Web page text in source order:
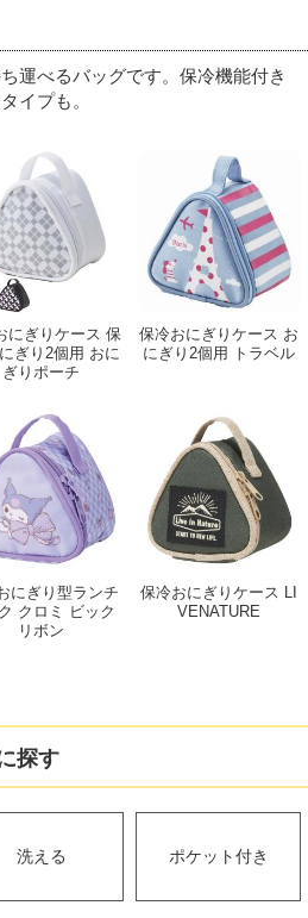
運べるバッグです。保冷機能付き
イプも。
にぎりケース 保
ぎり2個用 おに
ぎりポーチ
保冷おにぎりケース お
にぎり2個用 トラベル
にぎり型ランチ
クロミ ビック
リボン
保冷おにぎりケース LI
VENATURE
探す
洗える ポケット付き